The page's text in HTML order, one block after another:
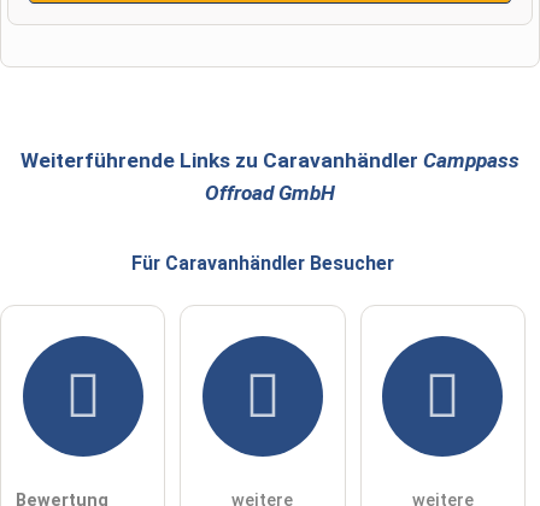
Hiermit akzeptiere ich die .
Die Datenschutzerklärunghabe ich zur Kenntnis genommen.
öffentliche Frage stellen
Weiterführende Links zu Caravanhändler Camppass
Offroad GmbH
Für Caravanhändler Besucher
Bewertung weitere weitere